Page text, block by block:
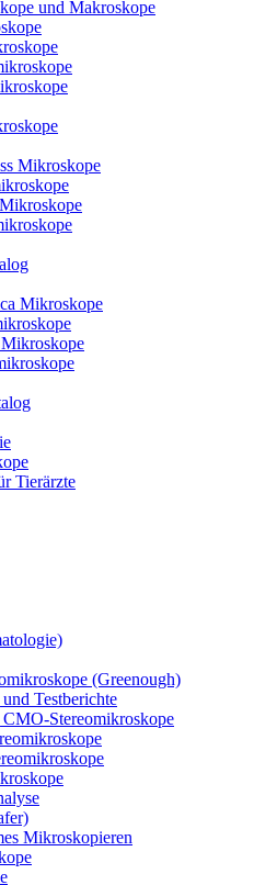
und Makroskope
Mikroskope
Mikroskope
Tierärzte
(Greenough)
Testberichte
Stereomikroskope
Mikroskopieren